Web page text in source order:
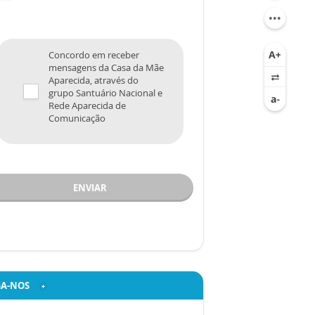
Concordo em receber
mensagens da Casa da Mãe
Aparecida, através do
grupo Santuário Nacional e
Rede Aparecida de
Comunicação
ENVIAR
NOS